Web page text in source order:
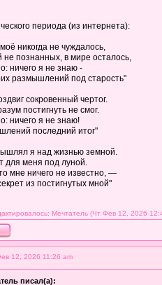
периода (из интернета):
никогда не чуждалось,
не познанных, в мире осталось,
ничего я не знаю -
размышлений под старость"
сокровенный чертог.
постигнуть не смог.
ничего я не знаю!
последний итог"
я над жизнью земной.
для меня под луной.
мне ничего не известно, —
из постигнутых мной"
Мечтатель (Чт Фев 12, 2026
12, 2026 11:26 am
писал(а):